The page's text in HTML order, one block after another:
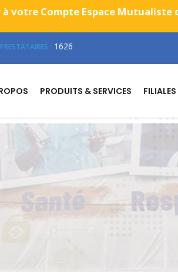
votre Compte Espace Mutualiste
: 1626
PRODUITS & SERVICES FILIALES